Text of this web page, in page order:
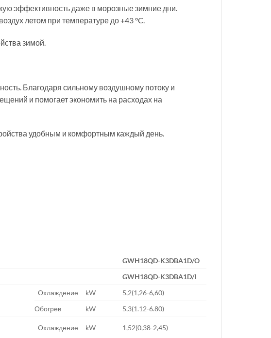
эффективность даже в морозные зимние дни.
летом при температуре до +43 °C.
зимой.
Благодаря сильному воздушному потоку и
и помогает экономить на расходах на
удобным и комфортным каждый день.
GWH18QD-K3DBA1D/O
GWH18QD-K3DBA1D/I
Охлаждение kW
5,2(1,26-6,60)
Обогрев
kW
5,3(1.12-6.80)
Охлаждение kW 1,52(0,38-2,45)